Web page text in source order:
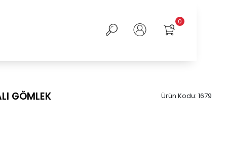
0
GÖMLEK Ürün Kodu: 1679